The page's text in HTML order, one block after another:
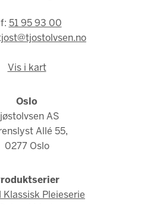
51 95 93 00
Vis i kart
Oslo
AS
Allé 55,
0277 Oslo
Klassisk Pleieserie